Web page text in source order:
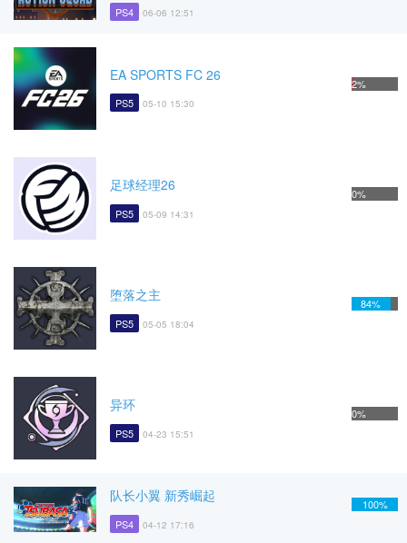
PS4 06-06 12:51
EA SPORTS FC 26
PS5 05-10 15:30
2%
足球经理26
PS5 05-09 14:31
0%
堕落之主
PS5 05-05 18:04
84%
异环
PS5 04-23 15:51
0%
队长小翼 新秀崛起
PS4 04-12 17:16
100%